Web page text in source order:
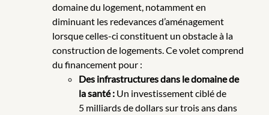
domaine du logement, notamment en
diminuant les redevances d’aménagement
lorsque celles-ci constituent un obstacle à la
construction de logements. Ce volet comprend
du financement pour :
Des infrastructures dans le domaine de
la santé :Un investissement ciblé de
5 milliards de dollars sur trois ans dans